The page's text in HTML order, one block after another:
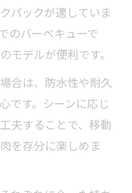
パックが適していま
のバーベキューで
モデルが便利です。
合は、防水性や耐久
です。シーンに応じ
夫することで、移動
を存分に楽しめま